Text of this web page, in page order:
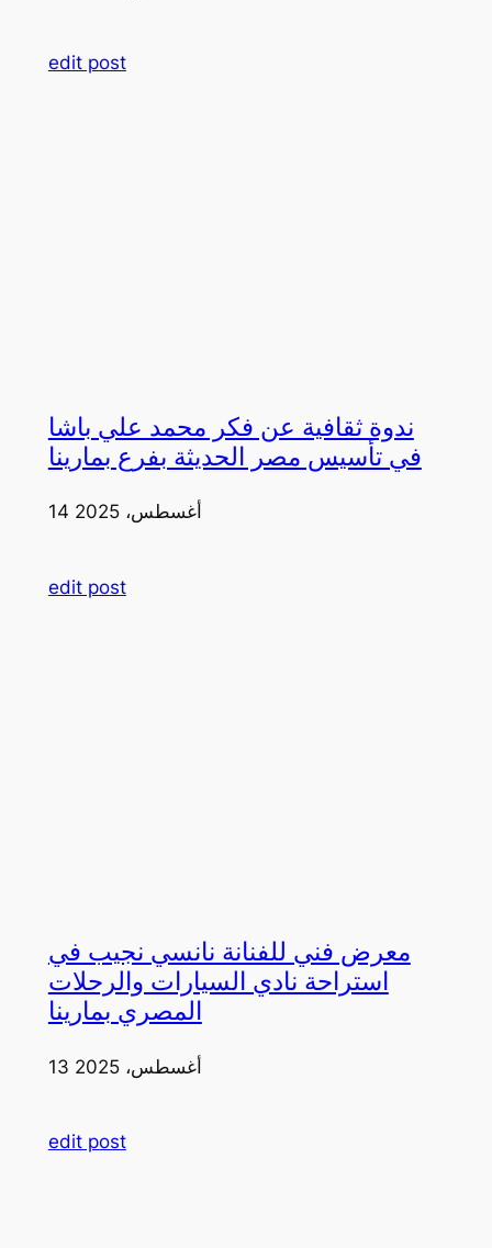
edit post
ندوة ثقافية عن فكر محمد علي باشا
في تأسيس مصر الحديثة بفرع بمارينا
14 أغسطس، 2025
edit post
معرض فني للفنانة نانسي نجيب في
استراحة نادي السيارات والرحلات
المصري بمارينا
13 أغسطس، 2025
edit post